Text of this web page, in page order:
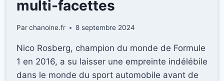
multi-facettes
Parchanoine.fr 8 septembre 2024
Nico Rosberg, champion du monde de Formule
1 en 2016, a su laisser une empreinte indélébile
dans le monde du sport automobile avant de